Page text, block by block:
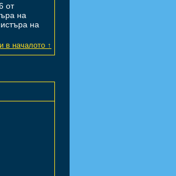
от
на
на
в началото ↑